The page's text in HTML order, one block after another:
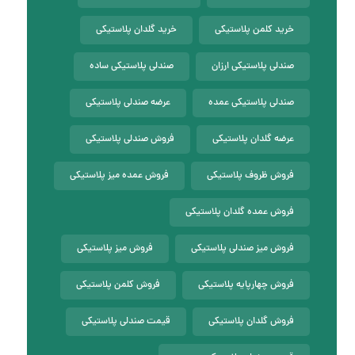
خرید کلمن پلاستیکی خرید گلدان پلاستیکی
صندلی پلاستیکی ارزان صندلی پلاستیکی ساده
صندلی پلاستیکی عمده عرضه صندلی پلاستیکی
عرضه گلدان پلاستیکی فروش صندلی پلاستیکی
فروش ظروف پلاستیکی فروش عمده میز پلاستیکی
فروش عمده گلدان پلاستیکی
فروش میز صندلی پلاستیکی فروش میز پلاستیکی
فروش چهارپایه پلاستیکی فروش کلمن پلاستیکی
فروش گلدان پلاستیکی قیمت صندلی پلاستیکی